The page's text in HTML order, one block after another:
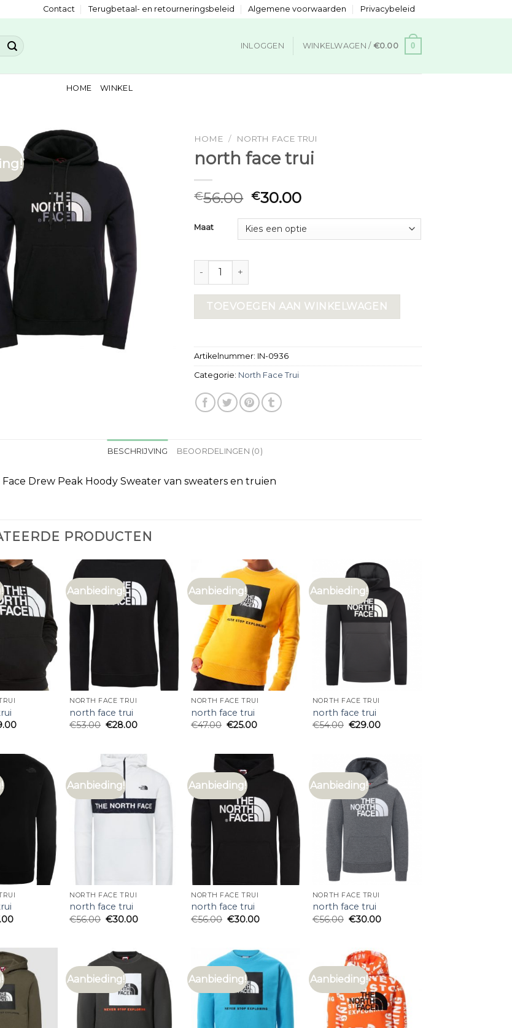
Contact Terugbetaal- en retourneringsbeleid Algemene voorwaarden Privacybeleid
INLOGGEN WINKELWAGEN / €0.00 0
HOME WINKEL
HOME / NORTH FACE TRUI
north face trui
€56.00 €30.00
Maat
north face trui aantal
TOEVOEGEN AAN WINKELWAGEN
Artikelnummer: IN-0936
Categorie: North Face Trui
BESCHRIJVING BEOORDELINGEN (0)
Drew Peak Hoody Sweater van sweaters en truien
PRODUCTEN
Aanbieding!
NORTH FACE TRUI
north face trui
€53.00 €28.00
Aanbieding!
NORTH FACE TRUI
north face trui
€47.00 €25.00
Aanbieding!
NORTH FACE TRUI
north face trui
€54.00 €29.00
Aanbieding!
NORTH FACE TRUI
north face trui
€56.00 €30.00
Aanbieding!
NORTH FACE TRUI
north face trui
€56.00 €30.00
Aanbieding!
NORTH FACE TRUI
north face trui
€56.00 €30.00
Aanbieding! Aanbieding! Aanbieding!